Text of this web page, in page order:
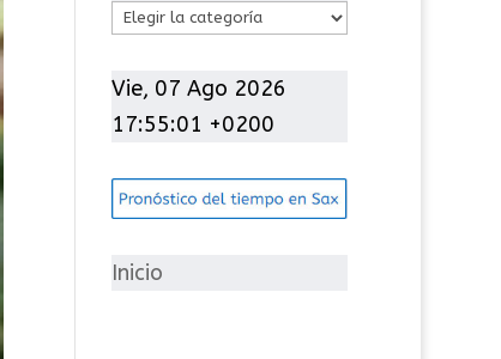
C
t
e
o
í
Vie, 07 Ago 2026
17:55:02 +0200
Inicio